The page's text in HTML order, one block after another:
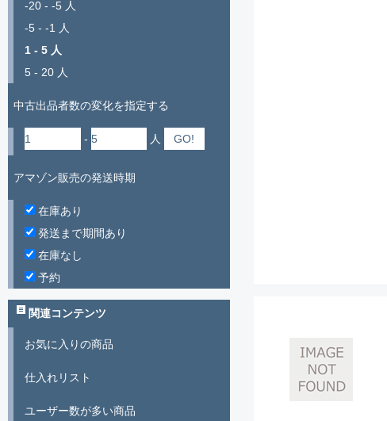
-20 - -5 人
-5 - -1 人
1 - 5 人
5 - 20 人
中古出品者数の変化を指定する
- 人
アマゾン販売の発送時期
在庫あり
発送まで期間あり
在庫なし
予約
関連コンテンツ
お気に入りの商品
仕入れリスト
ユーザー数が多い商品